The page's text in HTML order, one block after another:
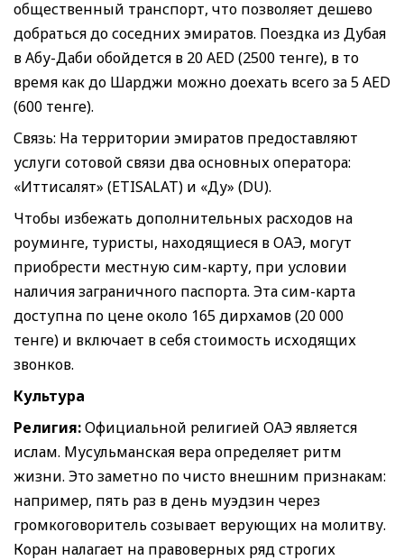
общественный транспорт, что позволяет дешево
добраться до соседних эмиратов. Поездка из Дубая
в Абу-Даби обойдется в 20 AED (2500 тенге), в то
время как до Шарджи можно доехать всего за 5 AED
(600 тенге).
Связь: На территории эмиратов предоставляют
услуги сотовой связи два основных оператора:
«Иттисалят» (ETISALAT) и «Ду» (DU).
Чтобы избежать дополнительных расходов на
роуминге, туристы, находящиеся в ОАЭ, могут
приобрести местную сим-карту, при условии
наличия заграничного паспорта. Эта сим-карта
доступна по цене около 165 дирхамов (20 000
тенге) и включает в себя стоимость исходящих
звонков.
Культура
Религия:Официальной религией ОАЭ является
ислам. Мусульманская вера определяет ритм
жизни. Это заметно по чисто внешним признакам:
например, пять раз в день муэдзин через
громкоговоритель созывает верующих на молитву.
Коран налагает на правоверных ряд строгих